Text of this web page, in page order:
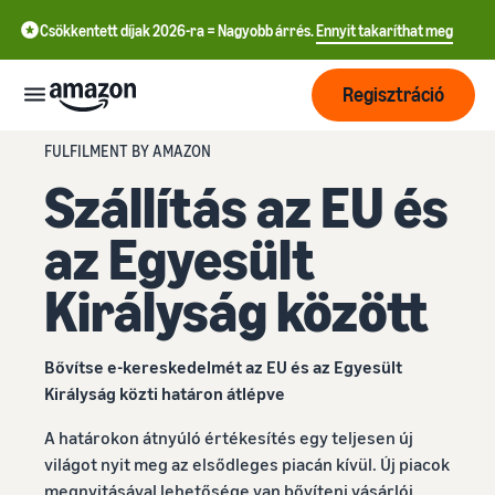
Csökkentett díjak 2026-ra = Nagyobb árrés.Ennyit takaríthat meg
Kezdjen el
még ma
értékesíteni
Amazonon!
Válasszon értékesítési
Eladói csomagok
összehasonlítása
Szállítás
Megrendelések
feldolgozásának
áttekintése
Fulfilment by Amazon
Bízza ránk a kiszállítást, a
visszaküldések kezelését
Növekedés
Érjen el
vásárlót!
Árazás
Tudjon meg
Tanulás
中
文
CN
- GB
Deutsch
Regisztráció
FULFILMENT BY AMAZON
Szállítás az EU és
az Egyesült
Királyság között
Bővítse e-kereskedelmét az EU és az Egyesült
Királyság közti határon átlépve
A határokon átnyúló értékesítés egy teljesen új
világot nyit meg az elsődleges piacán kívül. Új piacok
megnyitásával lehetősége van bővíteni vásárlói